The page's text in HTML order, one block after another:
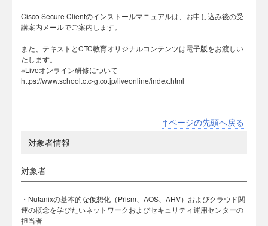
Cisco Secure Clientのインストールマニュアルは、お申し込み後の受
講案内メールでご案内します。
また、テキストとCTC教育オリジナルコンテンツは電子版をお渡しい
たします。
※Liveオンライン研修について
https://www.school.ctc-g.co.jp/liveonline/index.html
↑ページの先頭へ戻る
対象者情報
対象者
・Nutanixの基本的な仮想化（Prism、AOS、AHV）およびクラウド関
連の概念を学びたいネットワークおよびセキュリティ運用センターの
担当者